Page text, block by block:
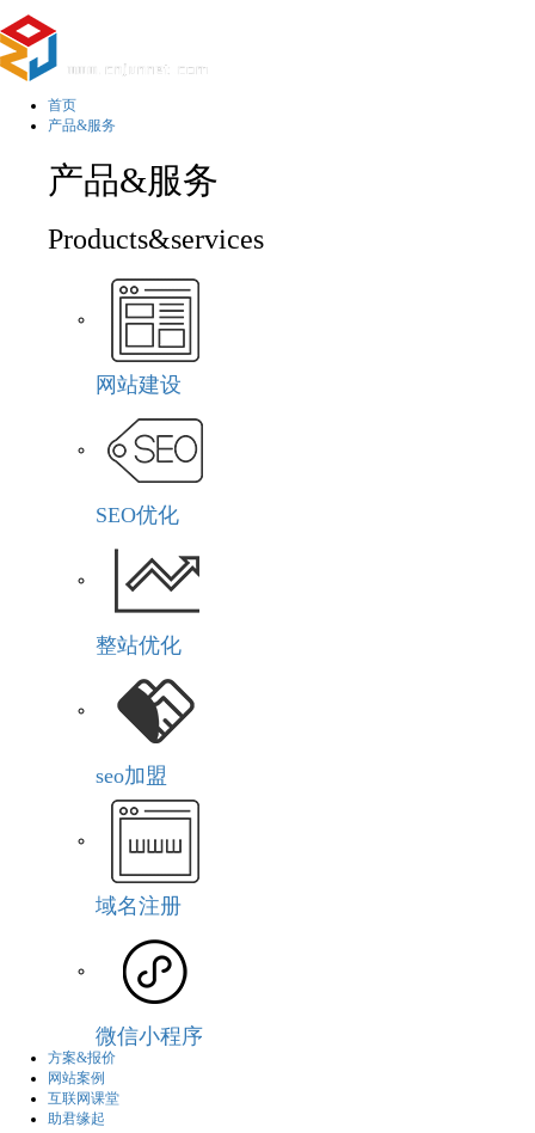
首页
产品&服务
产品&服务
Products&services
网站建设
SEO优化
整站优化
seo加盟
域名注册
微信小程序
方案&报价
网站案例
互联网课堂
助君缘起